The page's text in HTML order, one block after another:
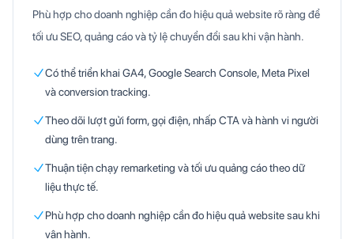
Phù hợp cho doanh nghiệp cần đo hiệu quả website rõ ràng để
tối ưu SEO, quảng cáo và tỷ lệ chuyển đổi sau khi vận hành.
Có thể triển khai GA4, Google Search Console, Meta Pixel
và conversion tracking.
Theo dõi lượt gửi form, gọi điện, nhấp CTA và hành vi người
dùng trên trang.
Thuận tiện chạy remarketing và tối ưu quảng cáo theo dữ
liệu thực tế.
Phù hợp cho doanh nghiệp cần đo hiệu quả website sau khi
vận hành.